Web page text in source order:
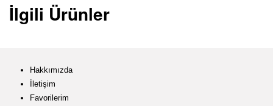
İlgili Ürünler
Hakkımızda
İletişim
Favorilerim